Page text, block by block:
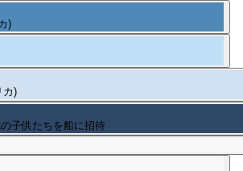
)
カ)
子供たちを船に招待